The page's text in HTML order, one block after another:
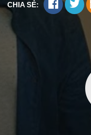
CHIA SẺ: